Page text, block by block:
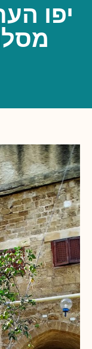
יפו